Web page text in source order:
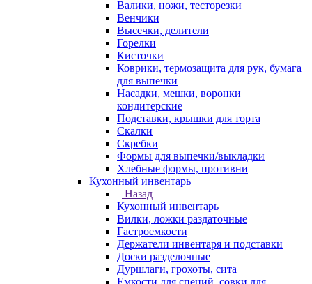
Валики, ножи, тесторезки
Венчики
Высечки, делители
Горелки
Кисточки
Коврики, термозащита для рук, бумага
для выпечки
Насадки, мешки, воронки
кондитерские
Подставки, крышки для торта
Скалки
Скребки
Формы для выпечки/выкладки
Хлебные формы, противни
Кухонный инвентарь
Назад
Кухонный инвентарь
Вилки, ложки раздаточные
Гастроемкости
Держатели инвентаря и подставки
Доски разделочные
Дуршлаги, грохоты, сита
Емкости для специй, совки для